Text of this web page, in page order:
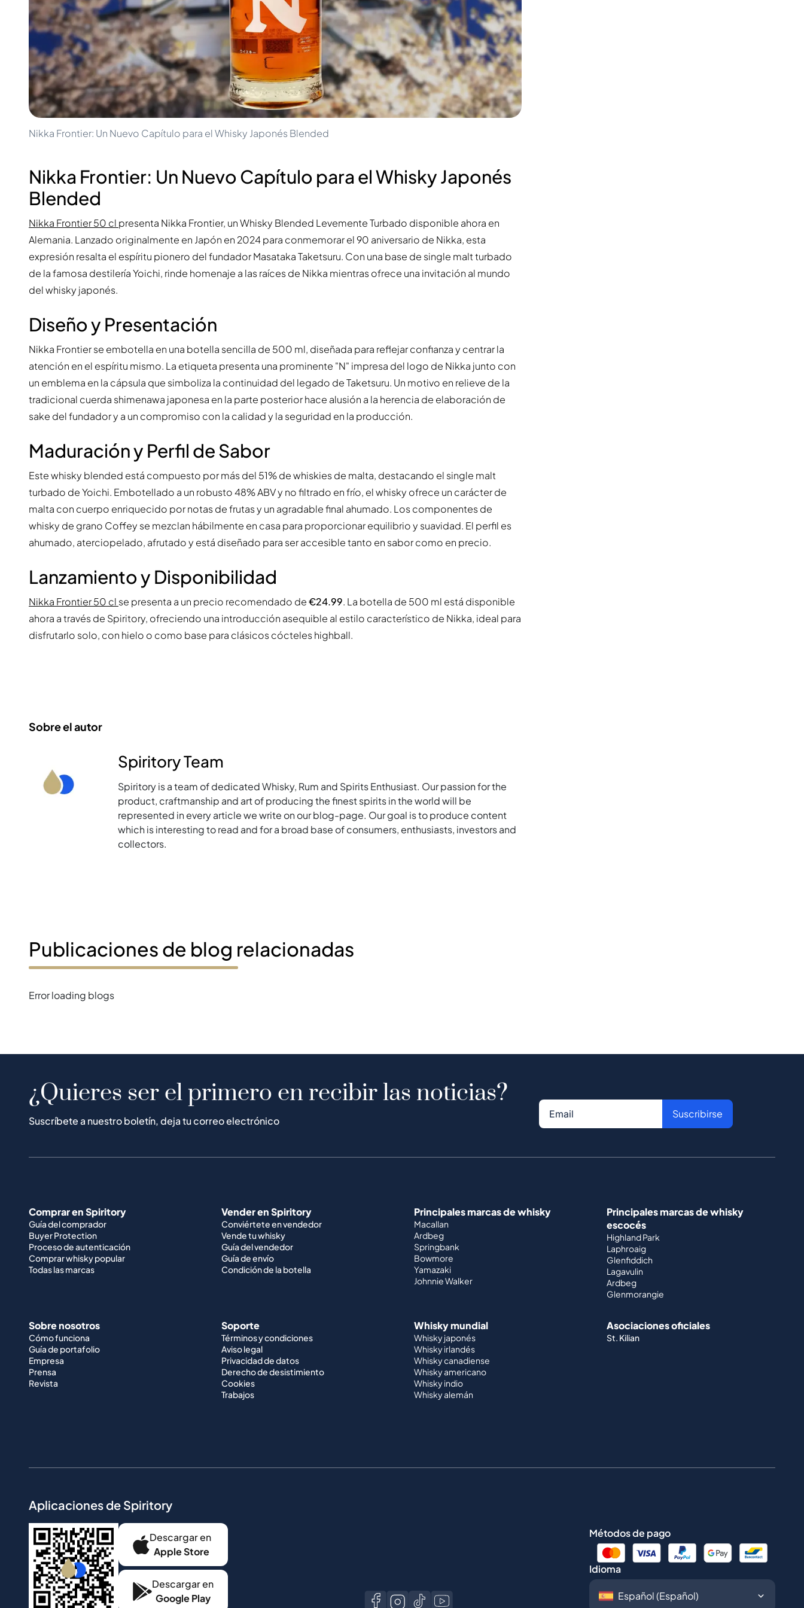
200-500€
Próximos Lanzamientos
Colecciones
Favoritos de Clientes
Raro y Coleccionable
Ediciones Limitadas
Destilería Cerrada
Whisky Dulce
Diplomatico
Don Julio
Gin Mare
Mangabeiras
Hennessy
Martell
Monkey 47
Remy Martin
Ron Zacapa
Nikka Frontier: Un Nuevo Capítulo para el Whisky Japonés Blended
Nikka Frontier: Un Nuevo Capítulo para el Whisky Japonés
Blended
Nikka Frontier 50 cl presenta Nikka Frontier, un Whisky Blended Levemente Turbado disponible ahora en
Alemania. Lanzado originalmente en Japón en 2024 para conmemorar el 90 aniversario de Nikka, esta
expresión resalta el espíritu pionero del fundador Masataka Taketsuru. Con una base de single malt turbado
de la famosa destilería Yoichi, rinde homenaje a las raíces de Nikka mientras ofrece una invitación al mundo
del whisky japonés.
Diseño y Presentación
Nikka Frontier se embotella en una botella sencilla de 500 ml, diseñada para reflejar confianza y centrar la
atención en el espíritu mismo. La etiqueta presenta una prominente "N" impresa del logo de Nikka junto con
un emblema en la cápsula que simboliza la continuidad del legado de Taketsuru. Un motivo en relieve de la
tradicional cuerda shimenawa japonesa en la parte posterior hace alusión a la herencia de elaboración de
sake del fundador y a un compromiso con la calidad y la seguridad en la producción.
Maduración y Perfil de Sabor
Este whisky blended está compuesto por más del 51% de whiskies de malta, destacando el single malt
turbado de Yoichi. Embotellado a un robusto 48% ABV y no filtrado en frío, el whisky ofrece un carácter de
malta con cuerpo enriquecido por notas de frutas y un agradable final ahumado. Los componentes de
whisky de grano Coffey se mezclan hábilmente en casa para proporcionar equilibrio y suavidad. El perfil es
ahumado, aterciopelado, afrutado y está diseñado para ser accesible tanto en sabor como en precio.
Lanzamiento y Disponibilidad
Nikka Frontier 50 cl se presenta a un precio recomendado de€24.99. La botella de 500 ml está disponible
ahora a través de Spiritory, ofreciendo una introducción asequible al estilo característico de Nikka, ideal para
disfrutarlo solo, con hielo o como base para clásicos cócteles highball.
Sobre el autor
Spiritory Team
Spiritory is a team of dedicated Whisky, Rum and Spirits Enthusiast. Our passion for the
product, craftmanship and art of producing the finest spirits in the world will be
represented in every article we write on our blog-page. Our goal is to produce content
which is interesting to read and for a broad base of consumers, enthusiasts, investors and
collectors.
Publicaciones de blog relacionadas
Error loading blogs
¿Quieres ser el primero en recibir las noticias?
Suscríbete a nuestro boletín, deja tu correo electrónico
Suscribirse
Comprar en Spiritory
Guía del comprador
Buyer Protection
Proceso de autenticación
Comprar whisky popular
Todas las marcas
Vender en Spiritory
Conviértete en vendedor
Vende tu whisky
Guía del vendedor
Guía de envío
Condición de la botella
Principales marcas de whisky
Macallan
Ardbeg
Springbank
Bowmore
Yamazaki
Johnnie Walker
Principales marcas de whisky
escocés
Highland Park
Laphroaig
Glenfiddich
Lagavulin
Ardbeg
Glenmorangie
Sobre nosotros
Cómo funciona
Guía de portafolio
Empresa
Prensa
Revista
Soporte
Términos y condiciones
Aviso legal
Privacidad de datos
Derecho de desistimiento
Cookies
Trabajos
Whisky mundial
Whisky japonés
Whisky irlandés
Whisky canadiense
Whisky americano
Whisky indio
Whisky alemán
Asociaciones oficiales
St. Kilian
Aplicaciones de Spiritory
Descargar en
Apple Store
Descargar en
Google Play
Métodos de pago
Idioma